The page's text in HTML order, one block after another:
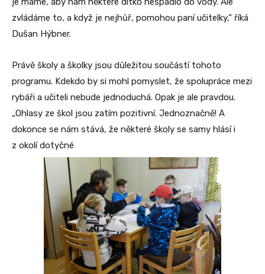
zvládáme to, a když je nejhůř, pomohou paní učitelky,“ říká
Dušan Hýbner.
Právě školy a školky jsou důležitou součástí tohoto
programu. Kdekdo by si mohl pomyslet, že spolupráce mezi
rybáři a učiteli nebude jednoduchá. Opak je ale pravdou.
„Ohlasy ze škol jsou zatím pozitivní. Jednoznačně! A
dokonce se nám stává, že některé školy se samy hlásí i
z okolí dotyčné